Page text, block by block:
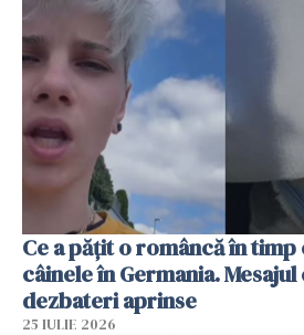
Ce a pățit o româncă în
câinele în Germania.
dezbateri aprinse
25 IULIE 2026